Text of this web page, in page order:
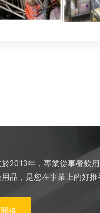
於2013年，專業從事餐飲
品，是您在事業上的好推